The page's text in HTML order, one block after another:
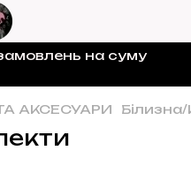
на суму
АКСЕСУАРИ